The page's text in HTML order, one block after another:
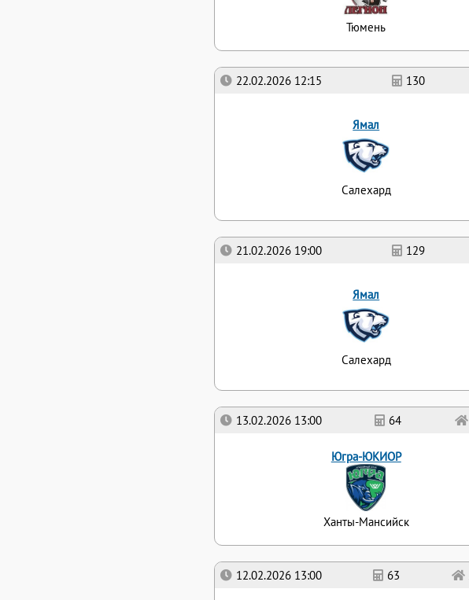
12.02.2026 13:00 63
13.02.2026 13:00 64
Югра-ЮКИОР
Ханты-Мансийск
21.02.2026 19:00 129
Ямал
Салехард
22.02.2026 12:15 130
Ямал
Салехард
Тюмень